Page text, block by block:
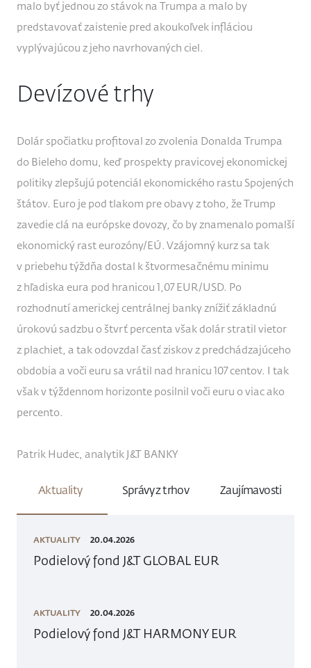
malo byť jednou zo stávok na Trumpa a malo by
predstavovať zaistenie pred akoukoľvek infláciou
vyplývajúcou z jeho navrhovaných ciel.
Devízové trhy
Dolár spočiatku profitoval zo zvolenia Donalda Trumpa
do Bieleho domu, keď prospekty pravicovej ekonomickej
politiky zlepšujú potenciál ekonomického rastu Spojených
štátov. Euro je pod tlakom pre obavy z toho, že Trump
zavedie clá na európske dovozy, čo by znamenalo pomalší
ekonomický rast eurozóny/EÚ. Vzájomný kurz sa tak
v priebehu týždňa dostal k štvormesačnému minimu
z hľadiska eura pod hranicou 1,07 EUR/USD. Po
rozhodnutí americkej centrálnej banky znížiť základnú
úrokovú sadzbu o štvrť percenta však dolár stratil vietor
z plachiet, a tak odovzdal časť ziskov z predchádzajúceho
obdobia a voči euru sa vrátil nad hranicu 107 centov. I tak
však v týždennom horizonte posilnil voči euru o viac ako
percento.
Patrik Hudec, analytik J&T BANKY
Aktuality Správy z trhov Zaujímavosti
AKTUALITY 20.04.2026
Podielový fond J&T GLOBAL EUR
AKTUALITY 20.04.2026
Podielový fond J&T HARMONY EUR